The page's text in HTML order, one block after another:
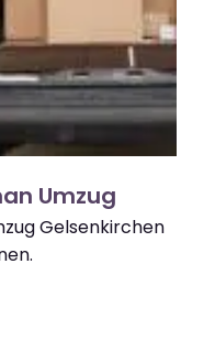
Umzug
Gelsenkirchen